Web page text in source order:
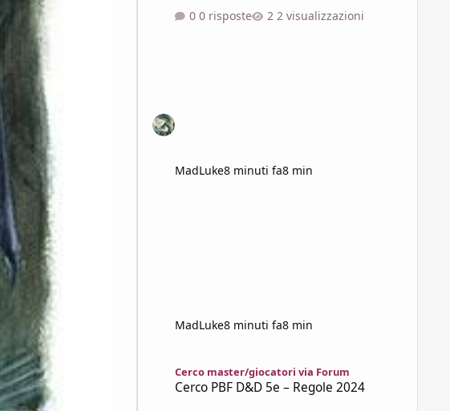
0 risposte
2 visualizzazioni
MadLuke8 minuti fa8 min
MadLuke8 minuti fa8 min
Cerco master/giocatori via Forum
Cerco PBF D&D 5e – Regole 2024